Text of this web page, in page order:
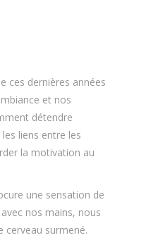
ces dernières années
et nos
détendre
liens entre les
la motivation au
une sensation de
nos mains, nous
cerveau surmené.